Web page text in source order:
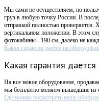
Мы сами не осуществляем, но
груз в любую точку России. В
отправкой полностью проверяется.
вертикальном положении. В этом
фотокабины - 190 см, далеко не
Какая гарантия дается на
Какая гарантия
На все новое оборудование,
мы бесплатно меняем вышедшие из
Где можно посмотреть наше